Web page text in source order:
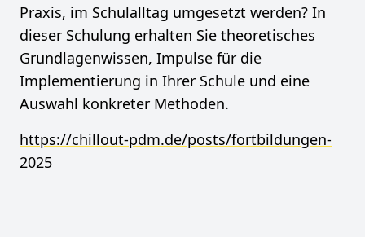
Praxis, im Schulalltag umgesetzt werden? In
dieser Schulung erhalten Sie theoretisches
Grundlagenwissen, Impulse für die
Implementierung in Ihrer Schule und eine
Auswahl konkreter Methoden.
https://chillout-pdm.de/posts/fortbildungen-
2025